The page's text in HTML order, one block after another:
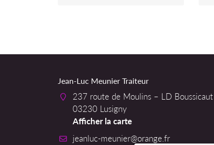
Jean-Luc Meunier Traiteur
237 route de Moulins – LD Boussicaut
03230 Lusigny
Afficher la carte